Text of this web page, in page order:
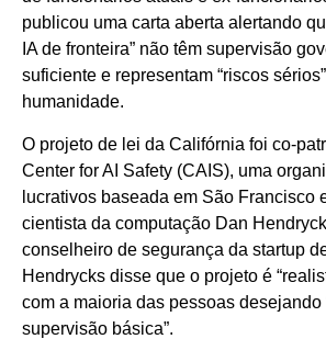
publicou uma carta aberta alertando
IA de fronteira” não têm supervisão
suficiente e representam “riscos
humanidade.
O projeto de lei da Califórnia foi co-
Center for AI Safety (CAIS), uma
lucrativos baseada em São Francisco
cientista da computação Dan
conselheiro de segurança da startup
Hendrycks disse que o projeto é
com a maioria das pessoas desejando
supervisão básica”.